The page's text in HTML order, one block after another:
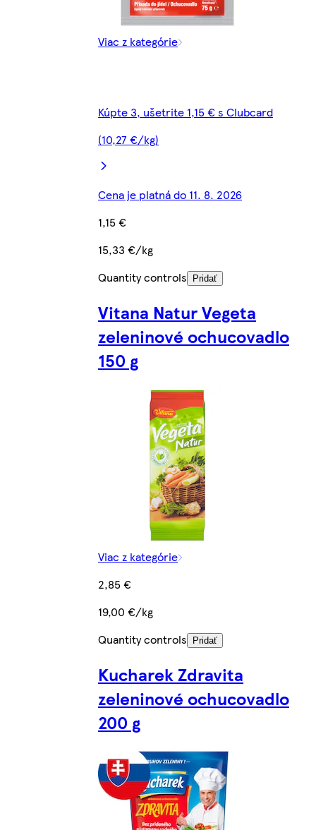
Viac z kategórie
Kúpte 3, ušetrite 1,15 € s Clubcard
(10,27 €/kg)
Cena je platná do 11. 8. 2026
1,15 €
15,33 €/kg
Quantity controls
Pridať
Vitana Natur Vegeta
zeleninové ochucovadlo
150 g
Viac z kategórie
2,85 €
19,00 €/kg
Quantity controls
Pridať
Kucharek Zdravita
zeleninové ochucovadlo
200 g